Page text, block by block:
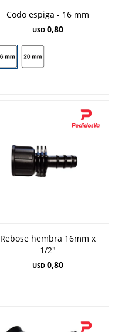
Codo espiga - 16 mm
USD 0,80
Rebose hembra 16mm x
1/2"
USD 0,80